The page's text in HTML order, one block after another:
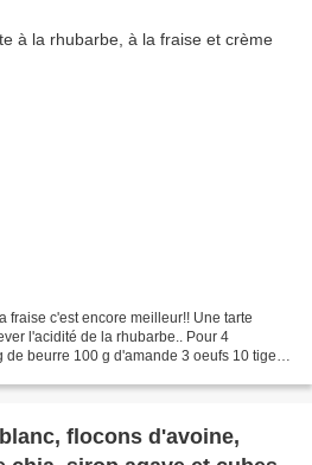
fraise c'est encore meilleur!! Une tarte
l'acidité de la rhubarbe.. Pour 4
beurre 100 g d'amande 3 oeufs 10 tiges
flocons d'avoine,